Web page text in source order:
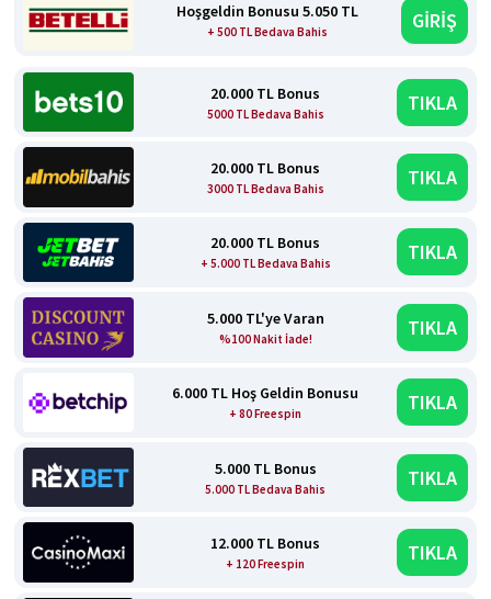
Hoşgeldin Bonusu 5.050 TL
+ 500 TL Bedava Bahis GİRİŞ
20.000 TL Bonus
5000 TL Bedava Bahis TIKLA
20.000 TL Bonus
3000 TL Bedava Bahis TIKLA
20.000 TL Bonus
+ 5.000 TL Bedava Bahis TIKLA
5.000 TL'ye Varan
%100 Nakit İade! TIKLA
6.000 TL Hoş Geldin Bonusu
+ 80 Freespin TIKLA
5.000 TL Bonus
5.000 TL Bedava Bahis TIKLA
12.000 TL Bonus
+ 120 Freespin TIKLA